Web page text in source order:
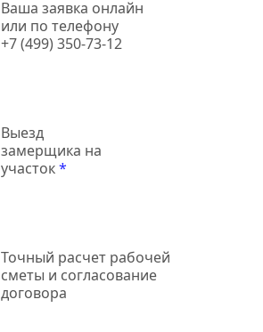
Ваша заявка онлайн
или по телефону
+7 (499) 350-73-12
Выезд
замерщика на
участок*
Точный расчет рабочей
сметы и согласование
договора